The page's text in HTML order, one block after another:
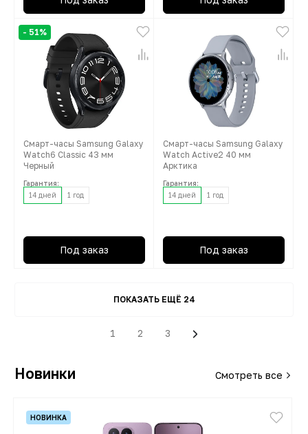
- 51%
Смарт-часы Samsung Galaxy
Watch6 Classic 43 мм
Черный
Гарантия:
14 дней
1 год
Под заказ
Смарт-часы Samsung Galaxy
Watch Active2 40 мм
Арктика
Гарантия:
14 дней
1 год
Под заказ
ПОКАЗАТЬ ЕЩЁ 24
1 2 3
Новинки Смотреть все
НОВИНКА
ТОВАР ДНЯ
НОВИНКА
НОВИНКА
НОВИНКА
НОВИНКА